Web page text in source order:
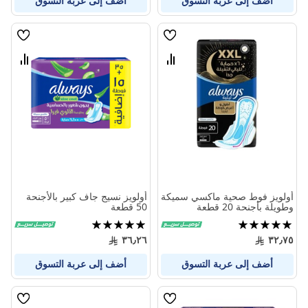
قائمة
قارن
أولويز فوط صحية ماكسي سميكة
وطويلة بأجنحة 20 قطعة
تقييم:
100%
٣٢٫٧٥
أضف إلى عربة التسوق
قائمة
قارن
أولويز نسيج جاف كبير بالأجنحة
50 قطعة
تقييم:
100%
٣٦٫٢٦
أضف إلى عربة التسوق
قائمة
قائمة